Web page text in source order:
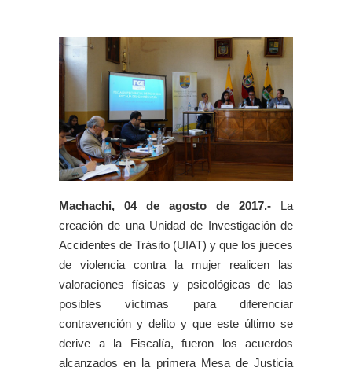
Machachi, 04 de agosto de 2017.- La
creación de una Unidad de Investigación de
Accidentes de Trásito (UIAT) y que los jueces
de violencia contra la mujer realicen las
valoraciones físicas y psicológicas de las
posibles víctimas para diferenciar
contravención y delito y que este último se
derive a la Fiscalía, fueron los acuerdos
alcanzados en la primera Mesa de Justicia